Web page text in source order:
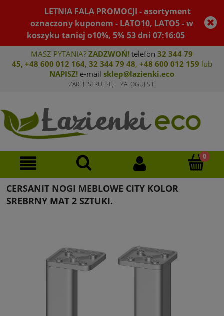
LETNIA FALA PROMOCJI - asortyment
oznaczony kuponem - LATO10, LATO5 - w
koszyku taniej o10%, 5% 53dni07:16:04
MASZ PYTANIA? ZADZWOŃ! telefon 32 344 79
45, +48 600 012 164, 32 344 79 48, +48 600 012 159 lub
NAPISZ! e-mail sklep@lazienki.eco
ZAREJESTRUJ SIĘ ZALOGUJ SIĘ
CERSANIT NOGI MEBLOWE CITY KOLOR
SREBRNY MAT 2 SZTUKI.